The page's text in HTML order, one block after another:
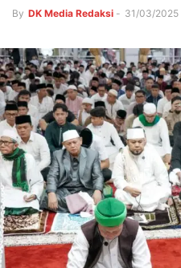
By DK Media Redaksi - 31/03/2025